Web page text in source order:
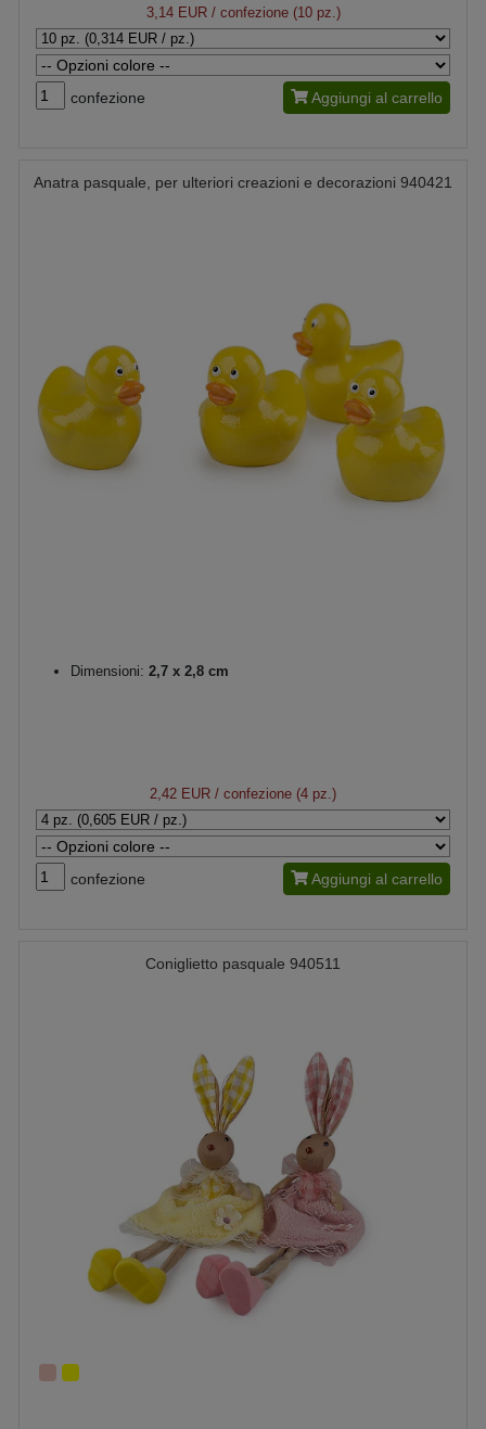
3,14 EUR/ confezione (10 pz.)
confezione Aggiungi al carrello
Anatra pasquale, per ulteriori creazioni e decorazioni 940421
Dimensioni: 2,7 x 2,8 cm
2,42 EUR / confezione (4 pz.)
confezione Aggiungi al carrello
Coniglietto pasquale 940511